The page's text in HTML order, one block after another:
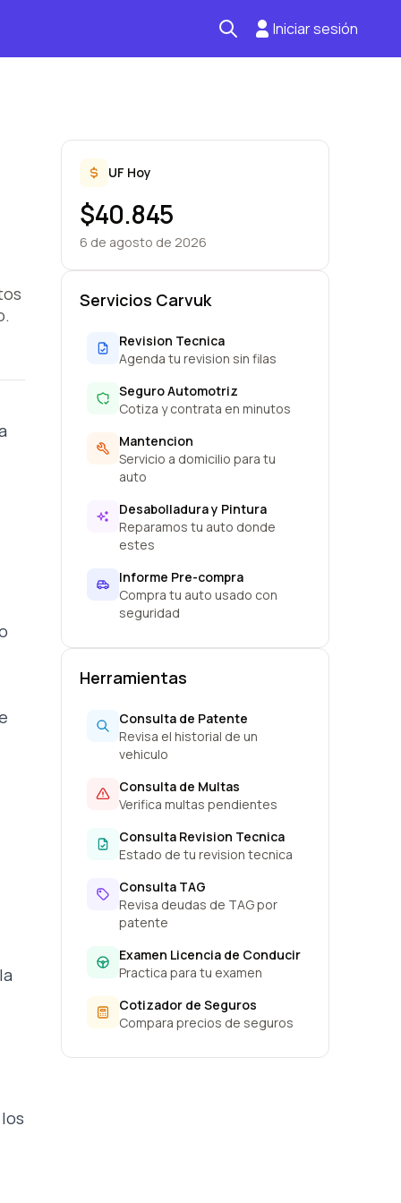
Iniciar sesión
Mantención kilometraje
Revisión técnica
UF Hoy
$40.845
6 de agosto de 2026
Servicios Carvuk
Revision Tecnica
Agenda tu revision sin filas
Seguro Automotriz
Cotiza y contrata en minutos
Mantencion
Servicio a domicilio para tu
auto
Desabolladura y Pintura
Reparamos tu auto donde
estes
Informe Pre-compra
Compra tu auto usado con
seguridad
Herramientas
Consulta de Patente
Revisa el historial de un
vehiculo
Consulta de Multas
Verifica multas pendientes
Consulta Revision Tecnica
Estado de tu revision tecnica
Consulta TAG
Revisa deudas de TAG por
patente
Examen Licencia de Conducir
Practica para tu examen
Cotizador de Seguros
Compara precios de seguros